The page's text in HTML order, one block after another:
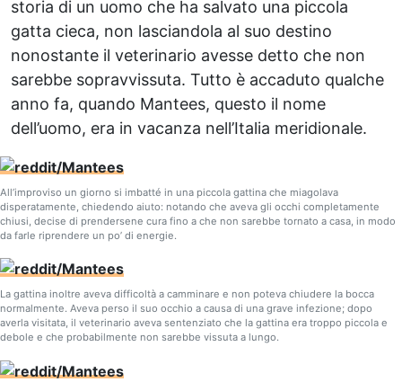
storia di un uomo che ha salvato una piccola
gatta cieca, non lasciandola al suo destino
nonostante il veterinario avesse detto che non
sarebbe sopravvissuta. Tutto è accaduto qualche
anno fa, quando Mantees, questo il nome
dell’uomo, era in vacanza nell’Italia meridionale.
All’improviso un giorno si imbatté in una piccola gattina che miagolava
disperatamente, chiedendo aiuto: notando che aveva gli occhi completamente
chiusi, decise di prendersene cura fino a che non sarebbe tornato a casa, in modo
da farle riprendere un po’ di energie.
La gattina inoltre aveva difficoltà a camminare e non poteva chiudere la bocca
normalmente. Aveva perso il suo occhio a causa di una grave infezione; dopo
averla visitata, il veterinario aveva sentenziato che la gattina era troppo piccola e
debole e che probabilmente non sarebbe vissuta a lungo.